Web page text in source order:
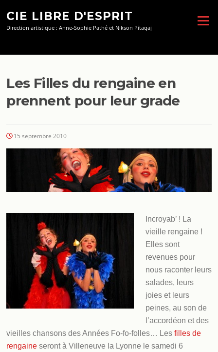
contenu
CIE LIBRE D'ESPRIT
Direction artistique : Anne-Sophie Pathé et Nikson Pitaqaj
Menu
Les Filles du rengaine en
prennent pour leur grade
15 septembre 2010
Incroyab’ ! La
vieille rengaine !
Elles sont
revenues pour
nous raconter leurs
salades, leurs
joies et leurs
peines, au son de
l’accordéon et des
vieilles chansons des Années Fo-fo-folles… Lesfilles de
rengaine seront à Villeneuve la Lyonne le samedi 6